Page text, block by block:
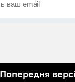
Попередня